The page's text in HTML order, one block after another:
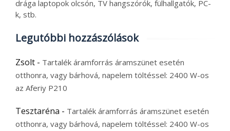
drága laptopok olcsón, TV hangszórók, fülhallgatók, PC-
k, stb.
Legutóbbi hozzászólások
Zsolt - Tartalék áramforrás áramszünet esetén
otthonra, vagy bárhová, napelem töltéssel: 2400 W-os
az Aferiy P210
Tesztaréna - Tartalék áramforrás áramszünet esetén
otthonra, vagy bárhová, napelem töltéssel: 2400 W-os